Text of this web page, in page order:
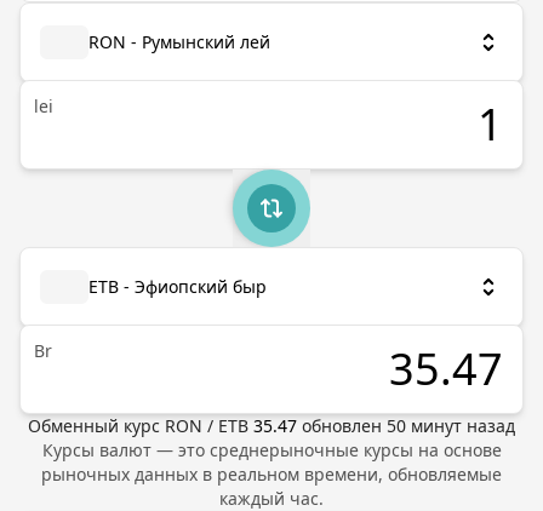
RON - Румынский лей
lei
ETB - Эфиопский быр
Br
Обменный курс RON / ETB 35.47 обновлен 50 минут назад
Курсы валют — это среднерыночные курсы на основе
рыночных данных в реальном времени, обновляемые
каждый час.